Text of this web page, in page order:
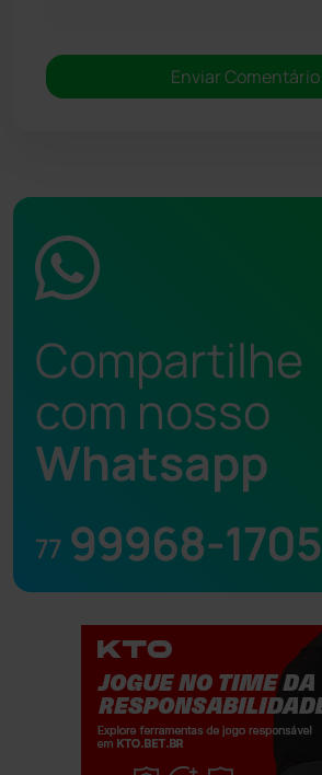
Compartilhe
com nosso
Whatsapp
77 99968-1705